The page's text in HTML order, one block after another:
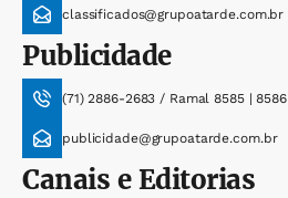
classificados@grupoatarde.com.br
Publicidade
(71) 2886-2683 / Ramal 8585 | 8586
publicidade@grupoatarde.com.br
Canais e Editorias